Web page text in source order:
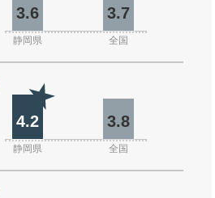
3.6 3.7
静岡県 全国
4.2 3.8
静岡県 全国